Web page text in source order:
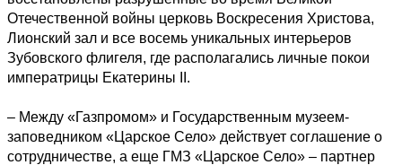
Отечественной войны церковь Воскресения Христова,
Лионский зал и все восемь уникальных интерьеров
Зубовского флигеля, где располагались личные покои
императрицы Екатерины II.
– Между «Газпромом» и Государственным музеем-
заповедником «Царское Село» действует соглашение о
сотрудничестве, а еще ГМЗ «Царское Село» – партнер